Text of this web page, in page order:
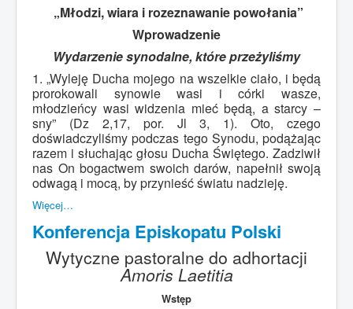
„Młodzi, wiara i rozeznawanie powołania”
Wprowadzenie
Wydarzenie synodalne, które przeżyliśmy
1. „Wyleję Ducha mojego na wszelkie ciało, i będą
prorokowali synowie wasi i córki wasze,
młodzieńcy wasi widzenia mieć będą, a starcy –
sny” (Dz 2,17, por. Jl 3, 1). Oto, czego
doświadczyliśmy podczas tego Synodu, podążając
razem i słuchając głosu Ducha Świętego. Zadziwił
nas On bogactwem swoich darów, napełnił swoją
odwagą i mocą, by przynieść światu nadzieję.
Więcej…
Konferencja Episkopatu Polski
Wytyczne pastoralne do adhortacji
Amoris Laetitia
Wstęp